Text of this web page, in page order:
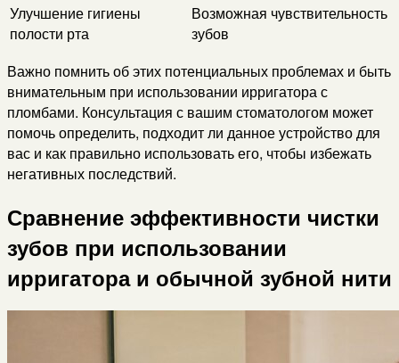
Улучшение гигиены
полости рта
Возможная чувствительность
зубов
Важно помнить об этих потенциальных проблемах и быть
внимательным при использовании ирригатора с
пломбами. Консультация с вашим стоматологом может
помочь определить, подходит ли данное устройство для
вас и как правильно использовать его, чтобы избежать
негативных последствий.
Сравнение эффективности чистки
зубов при использовании
ирригатора и обычной зубной нити